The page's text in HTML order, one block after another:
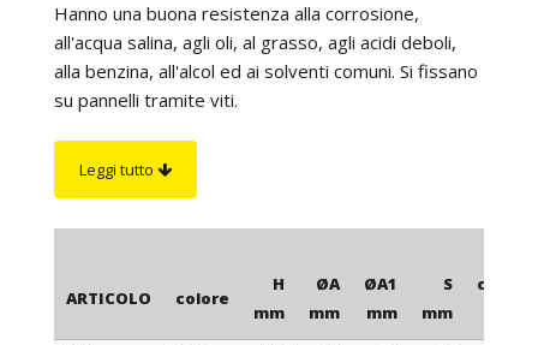
Hanno una buona resistenza alla corrosione,
all'acqua salina, agli oli, al grasso, agli acidi deboli,
alla benzina, all'alcol ed ai solventi comuni. Si fissano
su pannelli tramite viti.
sul prezzo tutti i collarini possono essere realizzati
in altri colori. Inoltre, possono essere forniti
Leggi tutto
ARTICOLO colore
H
mm
ØA
mm
ØA1
mm
S
mm